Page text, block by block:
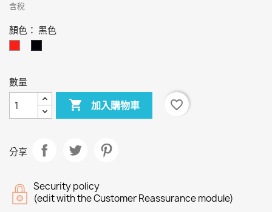
含稅
顏色： 黑色
數量
 加入購物車 favorite_border
分享
Security policy
(edit with the Customer Reassurance module)